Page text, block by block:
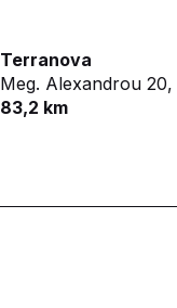
Terranova
Meg. Alexandrou 20,
83,2 km